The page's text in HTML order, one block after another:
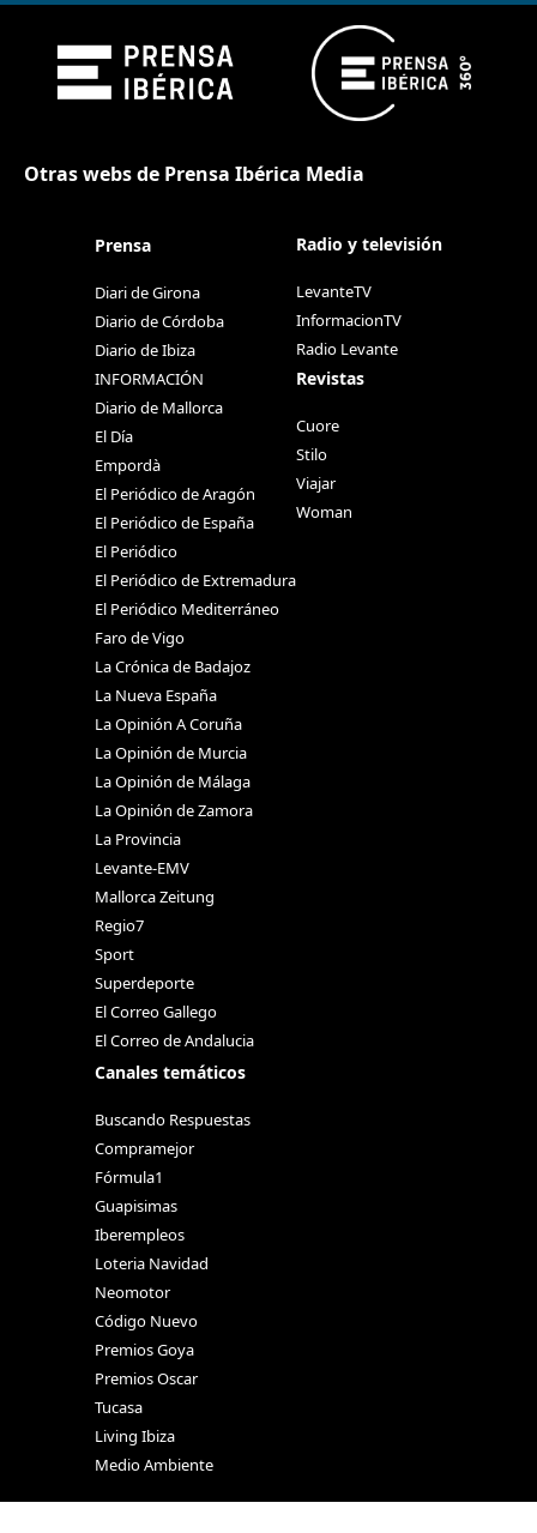
Otras webs de Prensa Ibérica Media
Prensa
Diari de Girona
Diario de Córdoba
Diario de Ibiza
INFORMACIÓN
Diario de Mallorca
El Día
Empordà
El Periódico de Aragón
El Periódico de España
El Periódico
El Periódico de Extremadura
El Periódico Mediterráneo
Faro de Vigo
La Crónica de Badajoz
La Nueva España
La Opinión A Coruña
La Opinión de Murcia
La Opinión de Málaga
La Opinión de Zamora
La Provincia
Levante-EMV
Mallorca Zeitung
Regio7
Sport
Superdeporte
El Correo Gallego
El Correo de Andalucia
Canales temáticos
Buscando Respuestas
Compramejor
Fórmula1
Guapisimas
Iberempleos
Loteria Navidad
Neomotor
Código Nuevo
Premios Goya
Premios Oscar
Tucasa
Living Ibiza
Medio Ambiente
Radio y televisión
LevanteTV
InformacionTV
Radio Levante
Revistas
Cuore
Stilo
Viajar
Woman